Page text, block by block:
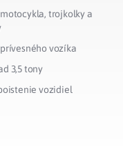
trojkolky a
vozíka
3,5 tony
vozidiel